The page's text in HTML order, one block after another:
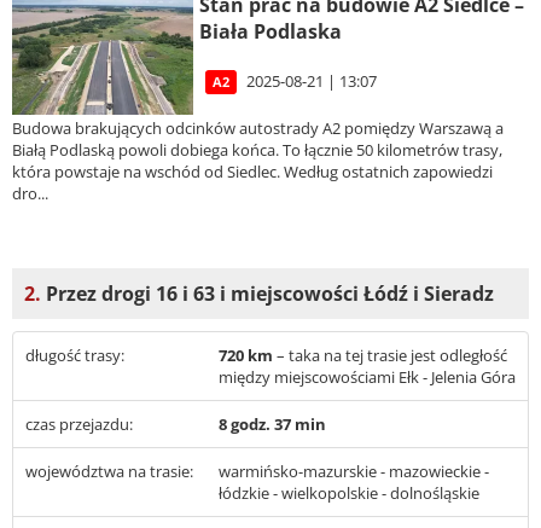
Stan prac na budowie A2 Siedlce –
Biała Podlaska
A2 2025-08-21 | 13:07
Budowa brakujących odcinków autostrady A2 pomiędzy Warszawą a
Białą Podlaską powoli dobiega końca. To łącznie 50 kilometrów trasy,
która powstaje na wschód od Siedlec. Według ostatnich zapowiedzi
dro...
2. Przez drogi 16 i 63 i miejscowości Łódź i Sieradz
długość trasy: 720 km – taka na tej trasie jest odległość
między miejscowościami Ełk - Jelenia Góra
czas przejazdu: 8 godz. 37 min
województwa na trasie:
warmińsko-mazurskie - mazowieckie -
łódzkie - wielkopolskie - dolnośląskie